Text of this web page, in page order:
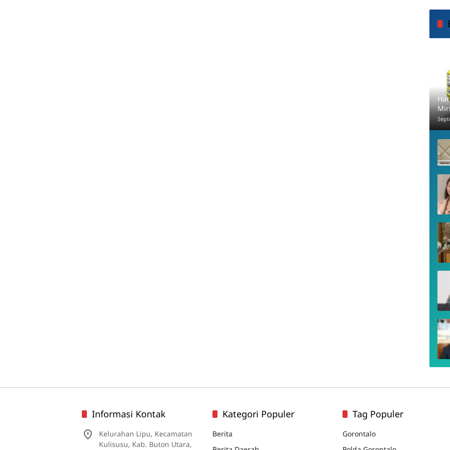
Informasi Kontak
Kelurahan Lipu, Kecamatan
Kulisusu, Kab. Buton Utara,
Kategori Populer
Berita
Tag Populer
Gorontalo